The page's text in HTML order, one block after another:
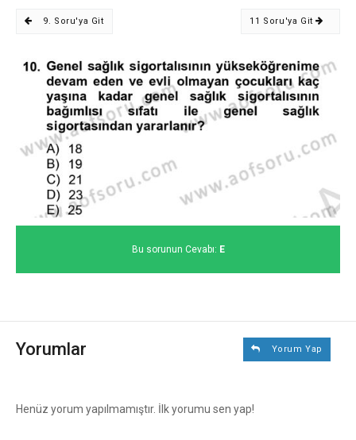
9. Soru'ya Git 11 Soru'ya Git
Bu sorunun Cevabı: E
Yorumlar Yorum Yap
Henüz yorum yapılmamıştır. İlk yorumu sen yap!